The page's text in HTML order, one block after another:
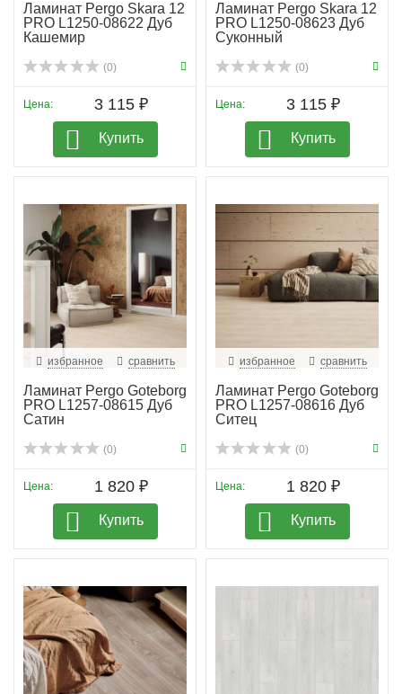
Ламинат Pergo Skara 12
PRO L1250-08622 Дуб
Кашемир
(0)
Цена: 3 115 ₽
Купить
Ламинат Pergo Skara 12
PRO L1250-08623 Дуб
Суконный
(0)
Цена: 3 115 ₽
Купить
избранное сравнить
Ламинат Pergo Goteborg
PRO L1257-08615 Дуб
Сатин
(0)
Цена: 1 820 ₽
Купить
избранное сравнить
Ламинат Pergo Goteborg
PRO L1257-08616 Дуб
Ситец
(0)
Цена: 1 820 ₽
Купить